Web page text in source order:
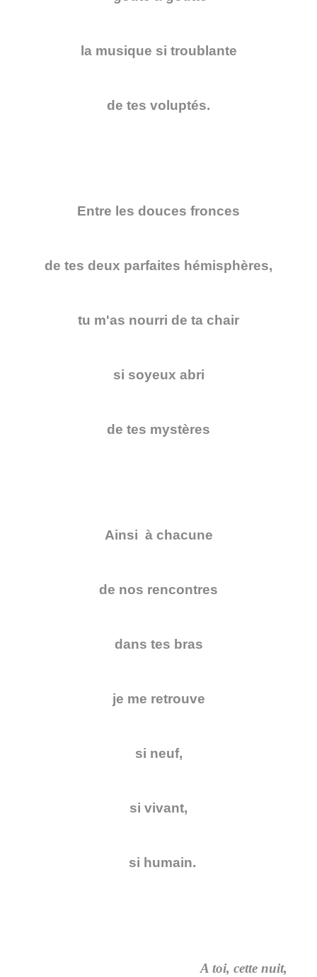
la musique si troublante
de tes voluptés.
Entre les douces fronces
de tes deux parfaites hémisphères,
tu m'as nourri de ta chair
si soyeux abri
de tes mystères
Ainsi à chacune
de nos rencontres
dans tes bras
je me retrouve
si neuf,
si vivant,
si humain.
A toi, cette nuit,